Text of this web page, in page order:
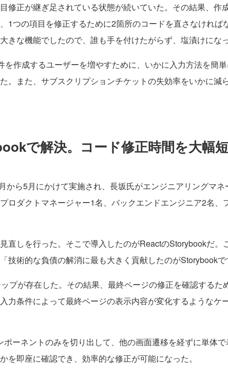
修正が継ぎ足されている状態が続いていた。その結果、作
1つの項目を修正するために2箇所のコードを直さなければ
きな機能でしたので、誰も手を付けたがらず、塩漬けにな
作成するユーザーを増やすために、いかに入力方法を簡
。また、サブスクリプションチケットの失効率をいかに減
で解決。コード修正時間を大幅
ら5月にかけて実施され、長坂氏がエンジニアリングマ
ロダクトマネージャー1名、バックエンドエンジニア2名、
直しを行った。そこで導入したのがReactのStorybookだ。
技術的な負債の解消に最も大きく貢献したのがStorybookで
プが存在した。その結果、最終ページの修正を確認するた
力条件によって最終ページの表示内容が変化するようなケ
ーネントのみを切り出して、他の画面遷移を経ずに単体
を即座に確認でき、効率的な修正が可能になった。